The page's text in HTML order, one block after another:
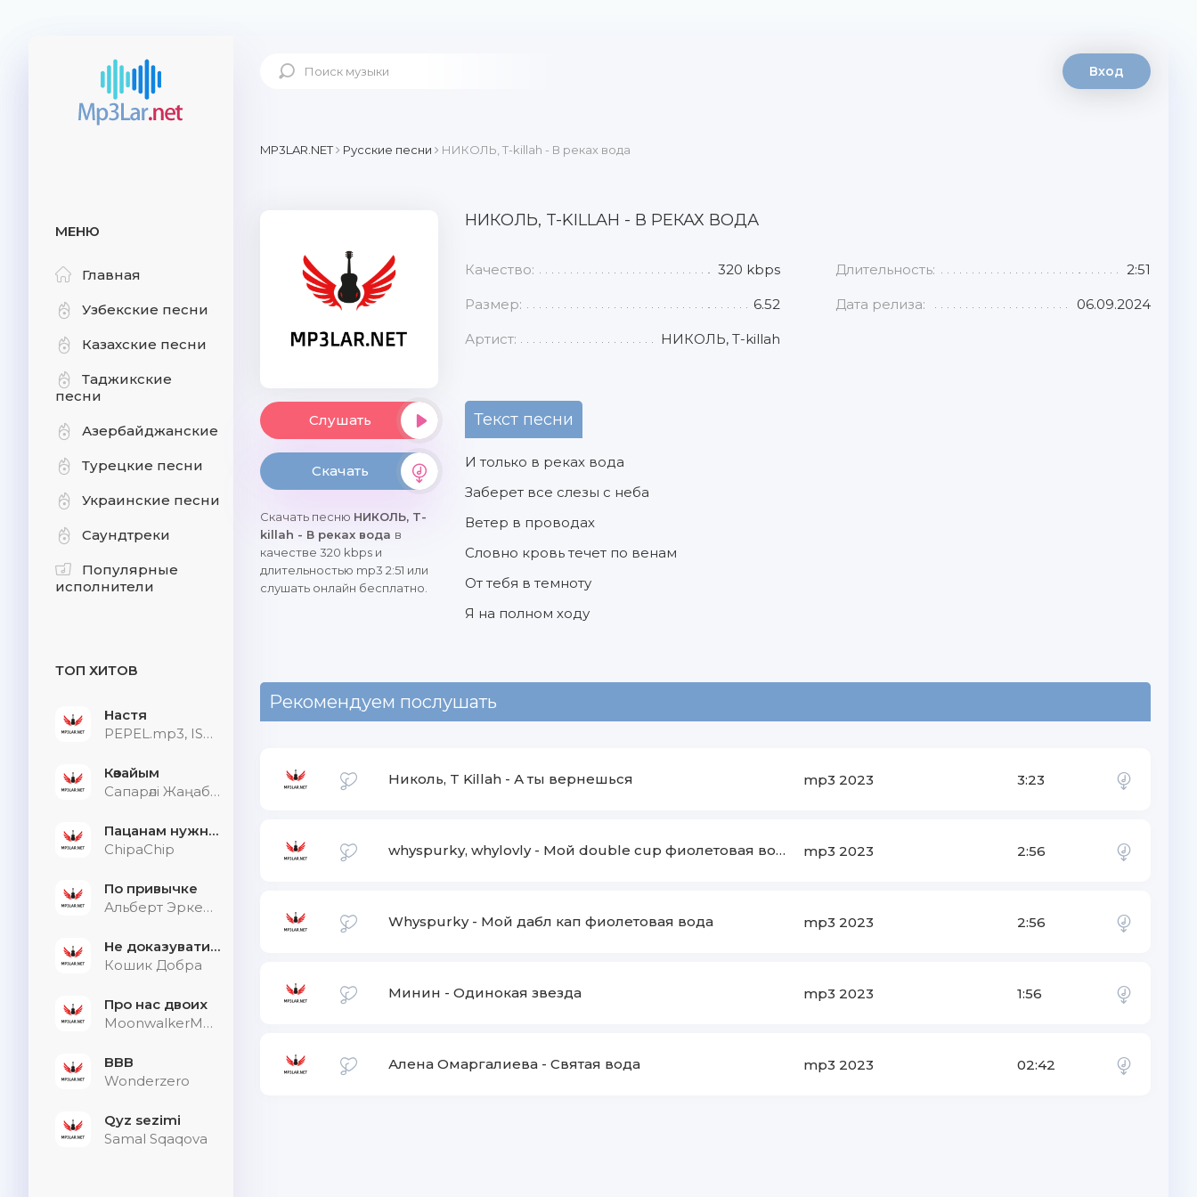
МЕНЮ
Главная
Узбекские песни
Казахские песни
Таджикские
песни
Азербайджанские
Турецкие песни
Украинские песни
Саундтреки
Популярные
исполнители
ТОП ХИТОВ
Настя
PEPEL.mp3, ISVNBITOV, Alfredovich
Көзайым
Сапарәлі Жаңабек
Пацанам нужна дыхалка
ChipaChip
По привычке
Альберт Эркенов
Не доказувати тим, хто не слухає
Кошик Добра
Про нас двоих
MoonwalkerMusic
BBB
Wonderzero
Qyz sezimi
Samal Sqaqova
Вход
MP3LAR.NET Русские песни НИКОЛЬ, T-killah - В реках вода
Слушать
Скачать
Скачать песню НИКОЛЬ, T-
killah - В реках вода в
качестве 320 kbps и
длительностью mp3 2:51 или
слушать онлайн бесплатно.
НИКОЛЬ, T-KILLAH - В РЕКАХ ВОДА
Качество: 320 kbps Длительность: 2:51
Размер: 6.52 Дата релиза: 06.09.2024
Артист: НИКОЛЬ, T-killah
Текст песни
И только в реках вода
Заберет все слезы с неба
Ветер в проводах
Словно кровь течет по венам
От тебя в темноту
Я на полном ходу
Рекомендуем послушать
Николь, T Killah - А ты вернешься mp3 2023 3:23
whyspurky, whylovly - Мой double cup фиолетовая вода mp3 2023 2:56
Whyspurky - Мой дабл кап фиолетовая вода mp3 2023 2:56
Минин - Одинокая звезда mp3 2023 1:56
Алена Омаргалиева - Святая вода mp3 2023 02:42